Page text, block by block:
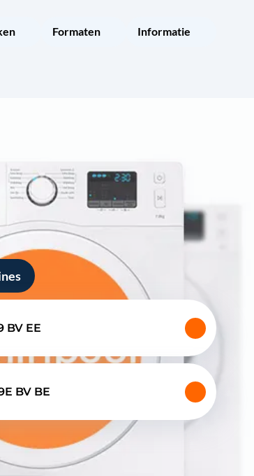
Formaten Informatie
BV EE
BV BE